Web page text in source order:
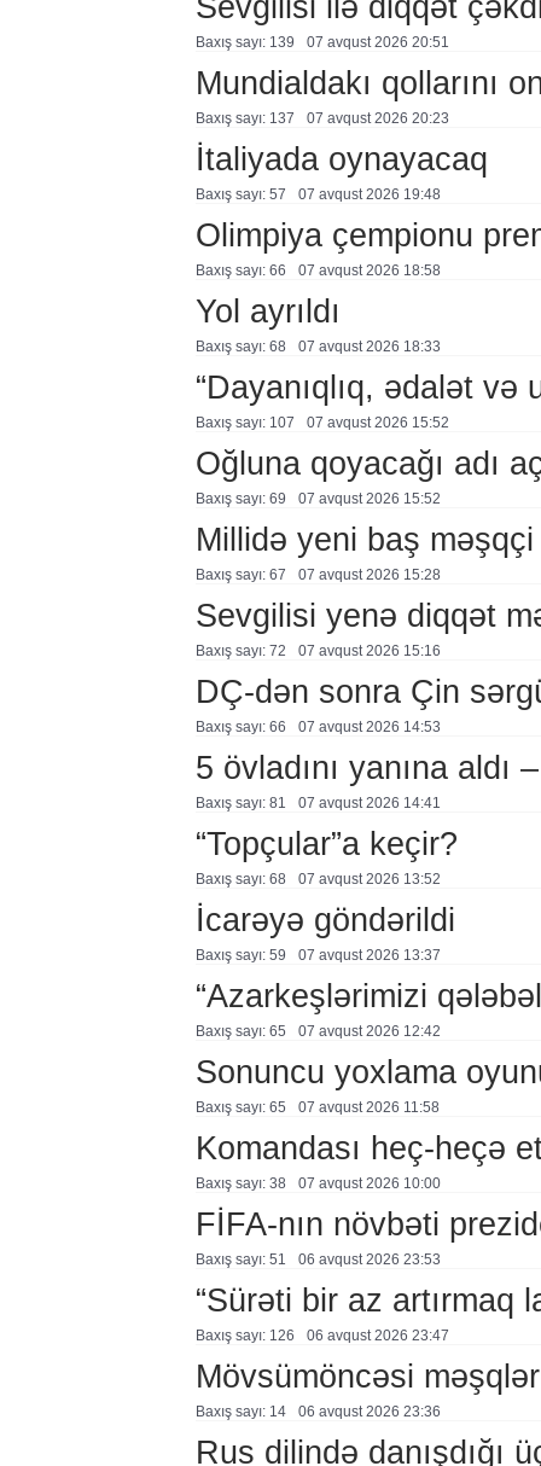
Baxış sayı: 139 07 avqust 2026 20:51
Mundialdakı qollarını
Baxış sayı: 137 07 avqust 2026 20:23
İtaliyada oynayacaq
Baxış sayı: 57 07 avqust 2026 19:48
Olimpiya çempionu
Baxış sayı: 66 07 avqust 2026 18:58
Yol ayrıldı
Baxış sayı: 68 07 avqust 2026 18:33
“Dayanıqlıq, ədalət
Baxış sayı: 107 07 avqust 2026 15:52
Oğluna qoyacağı adı
Baxış sayı: 69 07 avqust 2026 15:52
Millidə yeni baş məşqçi
Baxış sayı: 67 07 avqust 2026 15:28
Sevgilisi yenə diqqət
Baxış sayı: 72 07 avqust 2026 15:16
DÇ-dən sonra Çin
Baxış sayı: 66 07 avqust 2026 14:53
5 övladını yanına aldı
Baxış sayı: 81 07 avqust 2026 14:41
“Topçular”a keçir?
Baxış sayı: 68 07 avqust 2026 13:52
İcarəyə göndərildi
Baxış sayı: 59 07 avqust 2026 13:37
“Azarkeşlərimizi
Baxış sayı: 65 07 avqust 2026 12:42
Sonuncu yoxlama
Baxış sayı: 65 07 avqust 2026 11:58
Komandası heç-heçə
Baxış sayı: 38 07 avqust 2026 10:00
FİFA-nın növbəti
Baxış sayı: 51 06 avqust 2026 23:53
“Sürəti bir az artırmaq
Baxış sayı: 126 06 avqust 2026 23:47
Mövsümöncəsi
Baxış sayı: 14 06 avqust 2026 23:36
Rus dilində danışdığı